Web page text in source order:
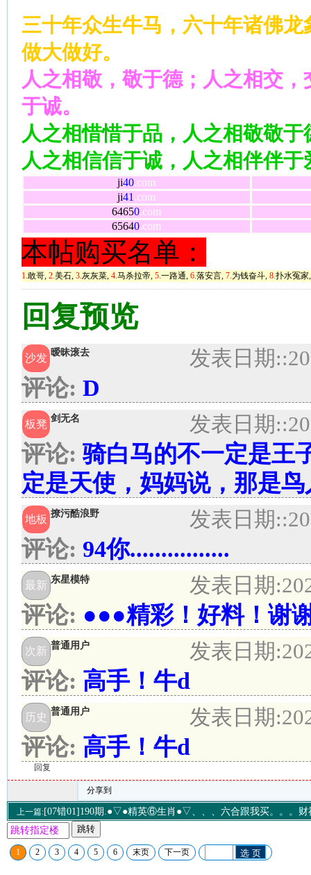
三十年众生牛马，六十年诸佛
做大做好。
人之相敬，敬于德；人之相交
于诚。
人之相惜惜于品，人之相敬敬
人之相信信于诚，人之相伴伴于
ji40.com
ji41 .com
64650.com
65640.com
本帖购买名单：
1.敢哥, 2.美石, 3.灰灰菜, 4.马杀拉帝, 5.一路通, 6.落安言, 7.为钱奋斗, 8.扑水冤
回复预览
沙发 暧昧滚去 发表日期:
评论: D
板凳 剑无名 发表日期:
评论: 骑白马的不一定是王
定是天使，妈妈说，那是鸟
地板 撩污酷浪野 发表日期:
评论: 94你................
最新 东星模特 发表日期:
评论: ●●●精彩！好料！谢
次新 普通用户 发表日期:
评论: 高手！牛d
历史 普通用户 发表日期:
评论: 高手！牛d
回复
分享到
上一篇:[07错01]190期.●▽●精英⑥生肖●▽、、、六合跟我买。。。财
跳转
1 2 3 4 5 6 末页 下一页 选 页